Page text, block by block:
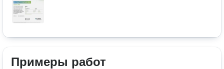
Примеры работ